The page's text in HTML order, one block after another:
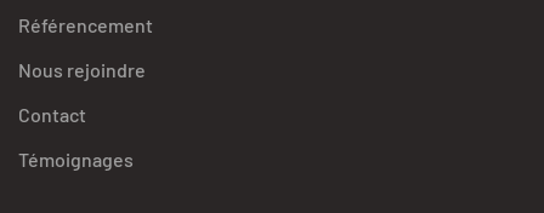
Référencement
Nous rejoindre
Contact
Témoignages